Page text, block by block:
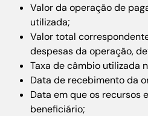
Valor da operação de
utilizada;
Valor total
despesas da operação,
Taxa de câmbio utilizada
Data de recebimento da
Data em que os recursos
beneficiário;